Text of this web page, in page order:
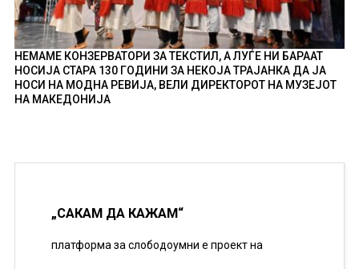
НЕМАМЕ КОНЗЕРВАТОРИ ЗА ТЕКСТИЛ, А ЛУЃЕ НИ БАРААТ
НОСИЈА СТАРА 130 ГОДИНИ ЗА НЕКОЈА ТРАЈАНКА ДА ЈА
НОСИ НА МОДНА РЕВИЈА, ВЕЛИ ДИРЕКТОРОТ НА МУЗЕЈОТ
НА МАКЕДОНИЈА
„САКАМ ДА КАЖАМ“
платформа за слободоумни е проект на